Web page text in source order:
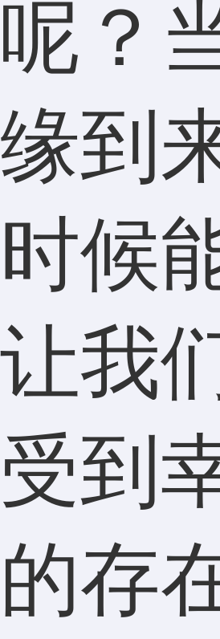
呢？
缘到
时候
让我
受到
的存